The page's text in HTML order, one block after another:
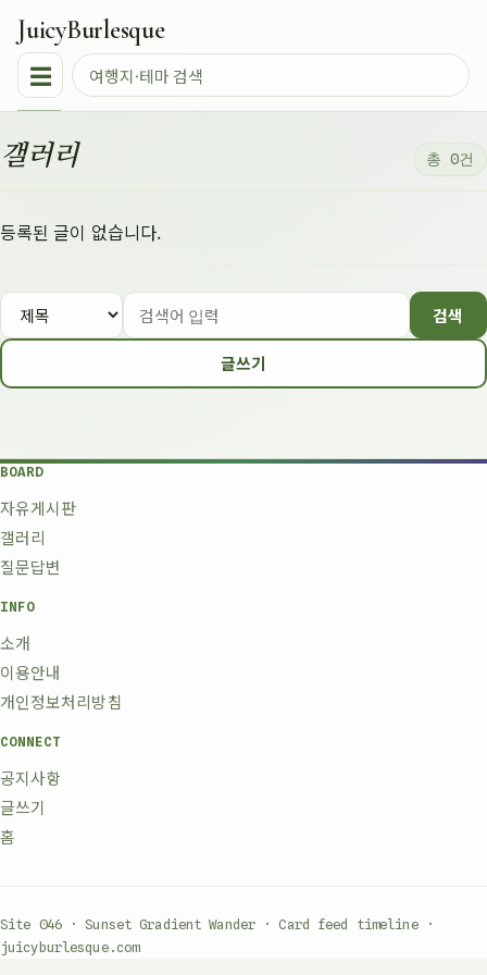
JuicyBurlesque
☰
갤러리 총 0건
등록된 글이 없습니다.
검색
글쓰기
BOARD
자유게시판
갤러리
질문답변
INFO
소개
이용안내
개인정보처리방침
CONNECT
공지사항
글쓰기
홈
Site 046 · Sunset Gradient Wander · Card feed timeline ·
juicyburlesque.com